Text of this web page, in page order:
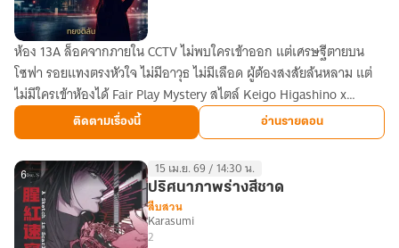
คดี
ปิดตาย
บน
ชั้น
13
ห้อง 13A ล็อคจากภายใน CCTV ไม่พบใครเข้าออก แต่เศรษฐีตายบน
โซฟา รอยแทงตรงหัวใจ ไม่มีอาวุธ ไม่มีเลือด ผู้ต้องสงสัยล้นหลาม แต่
ไม่มีใครเข้าห้องได้ Fair Play Mystery สไตล์ Keigo Higashino x
Bangkok Noirติดตามเรื่องนี้ อ่านรายตอน
6 15 เม.ย. 69 / 14:30 น.
ปริศนาภาพร่างสีชาด
สืบสวน
Karasumi
2